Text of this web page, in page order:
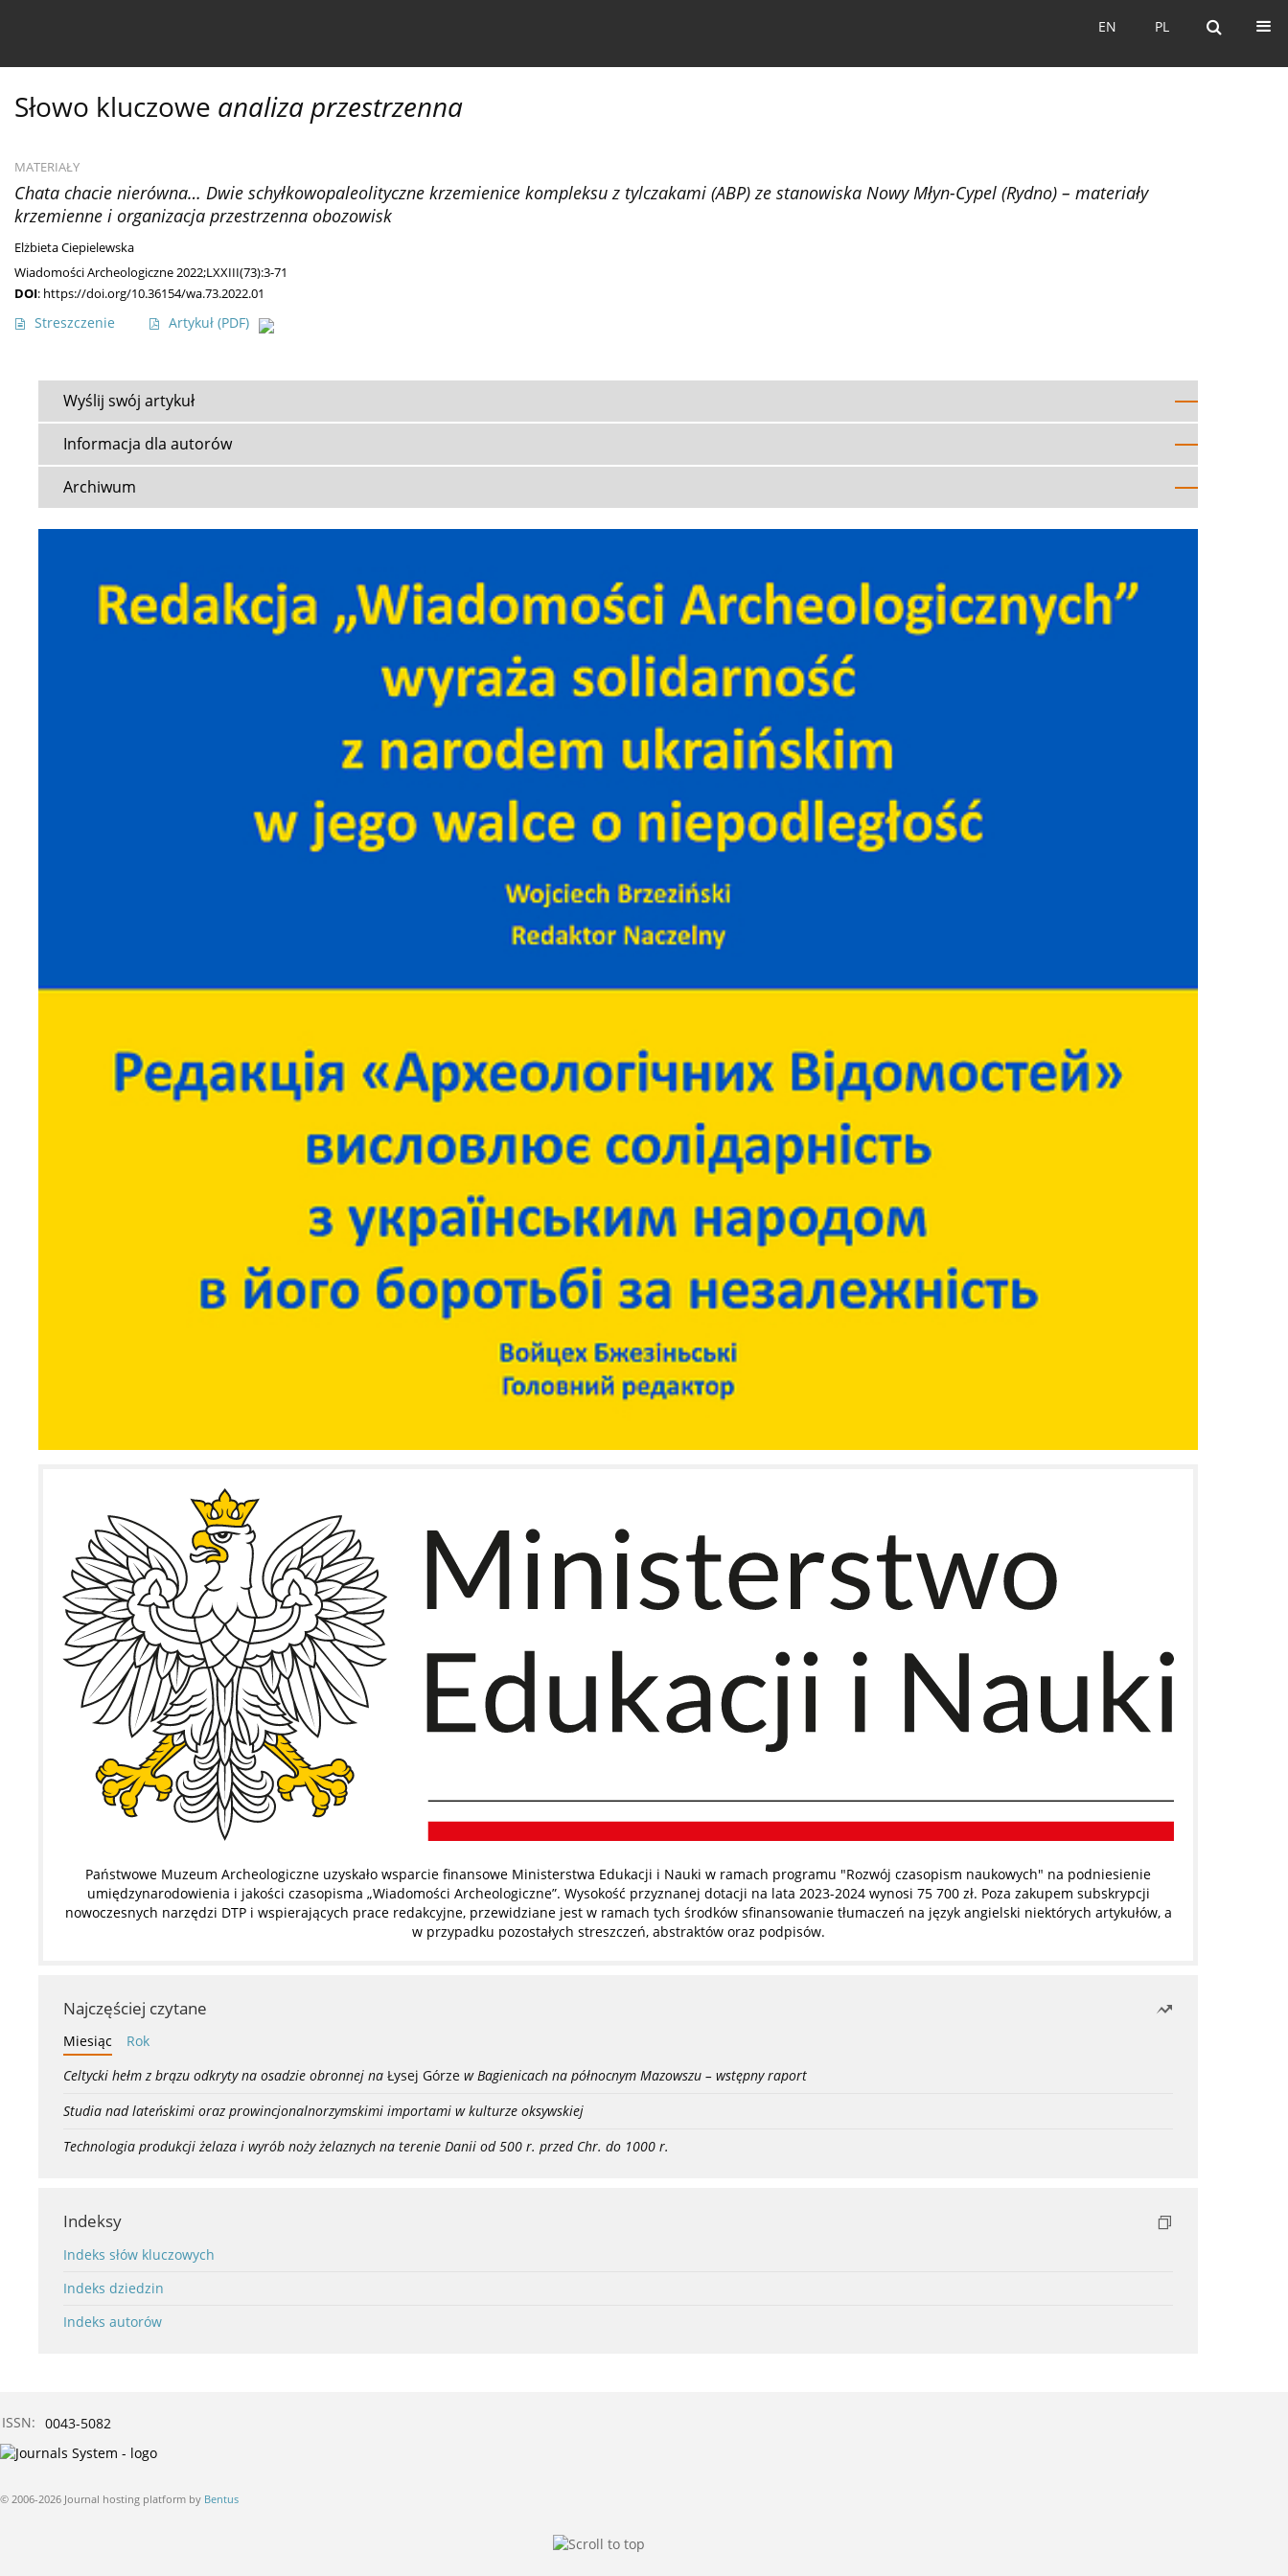
PL
EN PL
EN
Słowo kluczowe analiza przestrzenna
MATERIAŁY
Chata chacie nierówna… Dwie schyłkowopaleolityczne krzemienice kompleksu z tylczakami (ABP) ze stanowiska Nowy Młyn-Cypel (Rydno) – materiały
krzemienne i organizacja przestrzenna obozowisk
Elżbieta Ciepielewska
Wiadomości Archeologiczne 2022;LXXIII(73):3-71
DOI: https://doi.org/10.36154/wa.73.2022.01
Streszczenie Artykuł (PDF)
Wyślij swój artykuł
Informacja dla autorów
Archiwum
Państwowe Muzeum Archeologiczne uzyskało wsparcie finansowe Ministerstwa Edukacji i Nauki w ramach programu "Rozwój czasopism naukowych" na podniesienie
umiędzynarodowienia i jakości czasopisma „Wiadomości Archeologiczne”. Wysokość przyznanej dotacji na lata 2023-2024 wynosi 75 700 zł. Poza zakupem subskrypcji
nowoczesnych narzędzi DTP i wspierających prace redakcyjne, przewidziane jest w ramach tych środków sfinansowanie tłumaczeń na język angielski niektórych artykułów, a
w przypadku pozostałych streszczeń, abstraktów oraz podpisów.
Najczęściej czytane
Miesiąc
Rok
Celtycki hełm z brązu odkryty na osadzie obronnej na Łysej Górze w Bagienicach na północnym Mazowszu – wstępny raport
Studia nad lateńskimi oraz prowincjonalnorzymskimi importami w kulturze oksywskiej
Technologia produkcji żelaza i wyrób noży żelaznych na terenie Danii od 500 r. przed Chr. do 1000 r.
Indeksy
Indeks słów kluczowych
Indeks dziedzin
Indeks autorów
ISSN: 0043-5082
© 2006-2026 Journal hosting platform by Bentus